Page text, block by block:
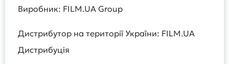
Виробник: FILM.UA Group
Дистрибутор на території України: FILM.UA
Дистрибуція